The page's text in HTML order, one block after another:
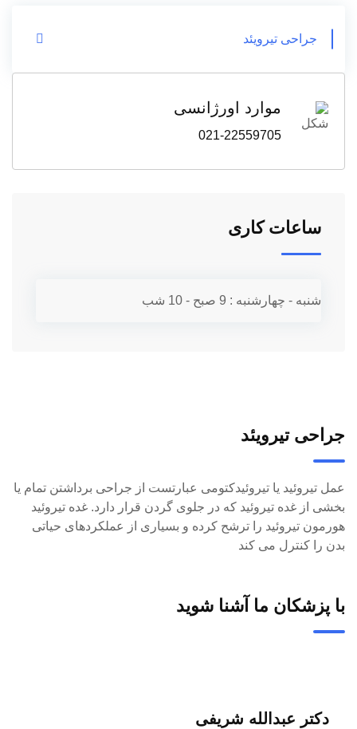
جراحی تیرویئد
موارد اورژانسی
021-22559705
ساعات کاری
شنبه - چهارشنبه : 9 صبح - 10 شب
جراحی تیرویئد
عمل تیروئید یا تیروئیدکتومی عبارتست از جراحی برداشتن تمام یا
بخشی از غده تیروئید که در جلوی گردن قرار دارد. غده تیروئید
هورمون تیروئید را ترشح کرده و بسیاری از عملکردهای حیاتی
بدن را کنترل می کند
با پزشکان ما آشنا شوید
دکتر عبدالله شریفی